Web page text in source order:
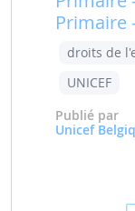
Primaire
droits de
UNICEF
Publié par
Unicef